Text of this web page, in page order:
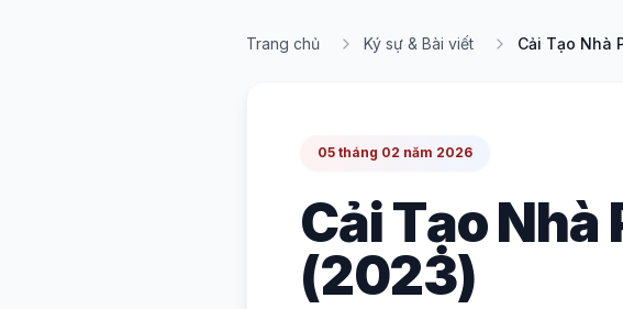
Trang chủ Ký sự & Bài viết Cải Tạo Nhà
05 tháng 02 năm 2026
Cải Tạo Nhà
(2023)